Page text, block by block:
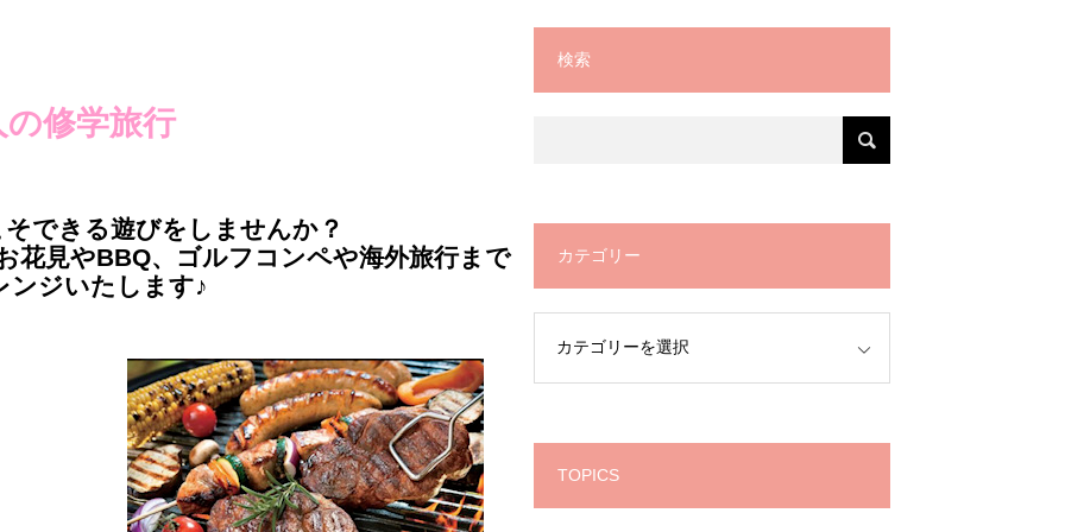
の修学旅行
できる遊びをしませんか？
花見やBBQ、ゴルフコンペや海外旅行まで
ンジいたします♪
検索
カテゴリー
TOPICS